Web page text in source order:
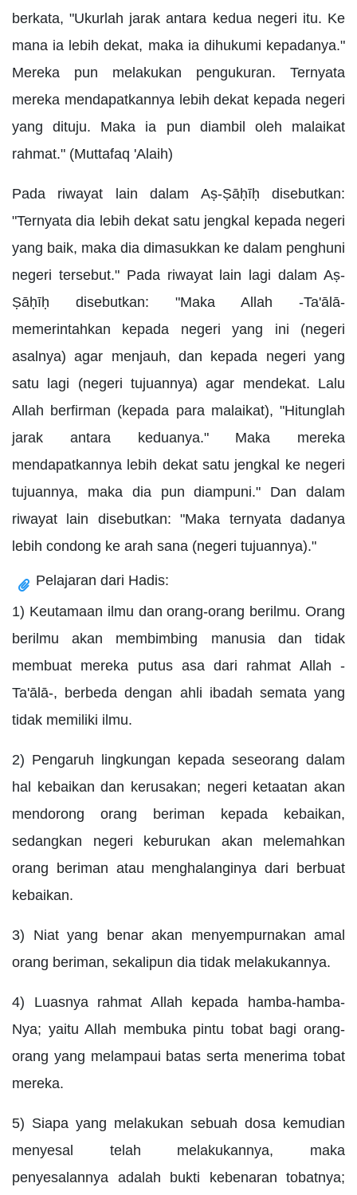
berkata, "Ukurlah jarak antara kedua negeri itu. Ke
mana ia lebih dekat, maka ia dihukumi kepadanya."
Mereka pun melakukan pengukuran. Ternyata
mereka mendapatkannya lebih dekat kepada negeri
yang dituju. Maka ia pun diambil oleh malaikat
rahmat." (Muttafaq 'Alaih)
Pada riwayat lain dalam Aṣ-Ṣāḥīḥ disebutkan:
"Ternyata dia lebih dekat satu jengkal kepada negeri
yang baik, maka dia dimasukkan ke dalam penghuni
negeri tersebut." Pada riwayat lain lagi dalam Aṣ-
Ṣāḥīḥ disebutkan: "Maka Allah -Ta'ālā-
memerintahkan kepada negeri yang ini (negeri
asalnya) agar menjauh, dan kepada negeri yang
satu lagi (negeri tujuannya) agar mendekat. Lalu
Allah berfirman (kepada para malaikat), "Hitunglah
jarak antara keduanya." Maka mereka
mendapatkannya lebih dekat satu jengkal ke negeri
tujuannya, maka dia pun diampuni." Dan dalam
riwayat lain disebutkan: "Maka ternyata dadanya
lebih condong ke arah sana (negeri tujuannya)."
Pelajaran dari Hadis:
1) Keutamaan ilmu dan orang-orang berilmu. Orang
berilmu akan membimbing manusia dan tidak
membuat mereka putus asa dari rahmat Allah -
Ta'ālā-, berbeda dengan ahli ibadah semata yang
tidak memiliki ilmu.
2) Pengaruh lingkungan kepada seseorang dalam
hal kebaikan dan kerusakan; negeri ketaatan akan
mendorong orang beriman kepada kebaikan,
sedangkan negeri keburukan akan melemahkan
orang beriman atau menghalanginya dari berbuat
kebaikan.
3) Niat yang benar akan menyempurnakan amal
orang beriman, sekalipun dia tidak melakukannya.
4) Luasnya rahmat Allah kepada hamba-hamba-
Nya; yaitu Allah membuka pintu tobat bagi orang-
orang yang melampaui batas serta menerima tobat
mereka.
5) Siapa yang melakukan sebuah dosa kemudian
menyesal telah melakukannya, maka
penyesalannya adalah bukti kebenaran tobatnya;